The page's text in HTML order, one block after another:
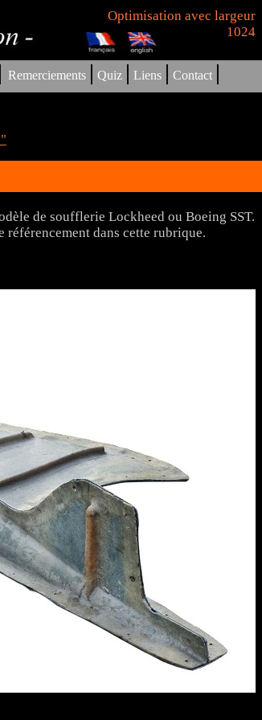
Optimisation avec largeur
1024
Remerciements | Quiz | Liens | Contact |
de soufflerie Lockheed ou Boeing SST.
référencement dans cette rubrique.